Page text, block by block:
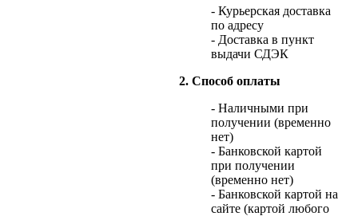
- Курьерская доставка
по адресу
- Доставка в пункт
выдачи СДЭК
2. Способ оплаты
- Наличными при
получении (временно
нет)
- Банковской картой
при получении
(временно нет)
- Банковской картой на
сайте (картой любого